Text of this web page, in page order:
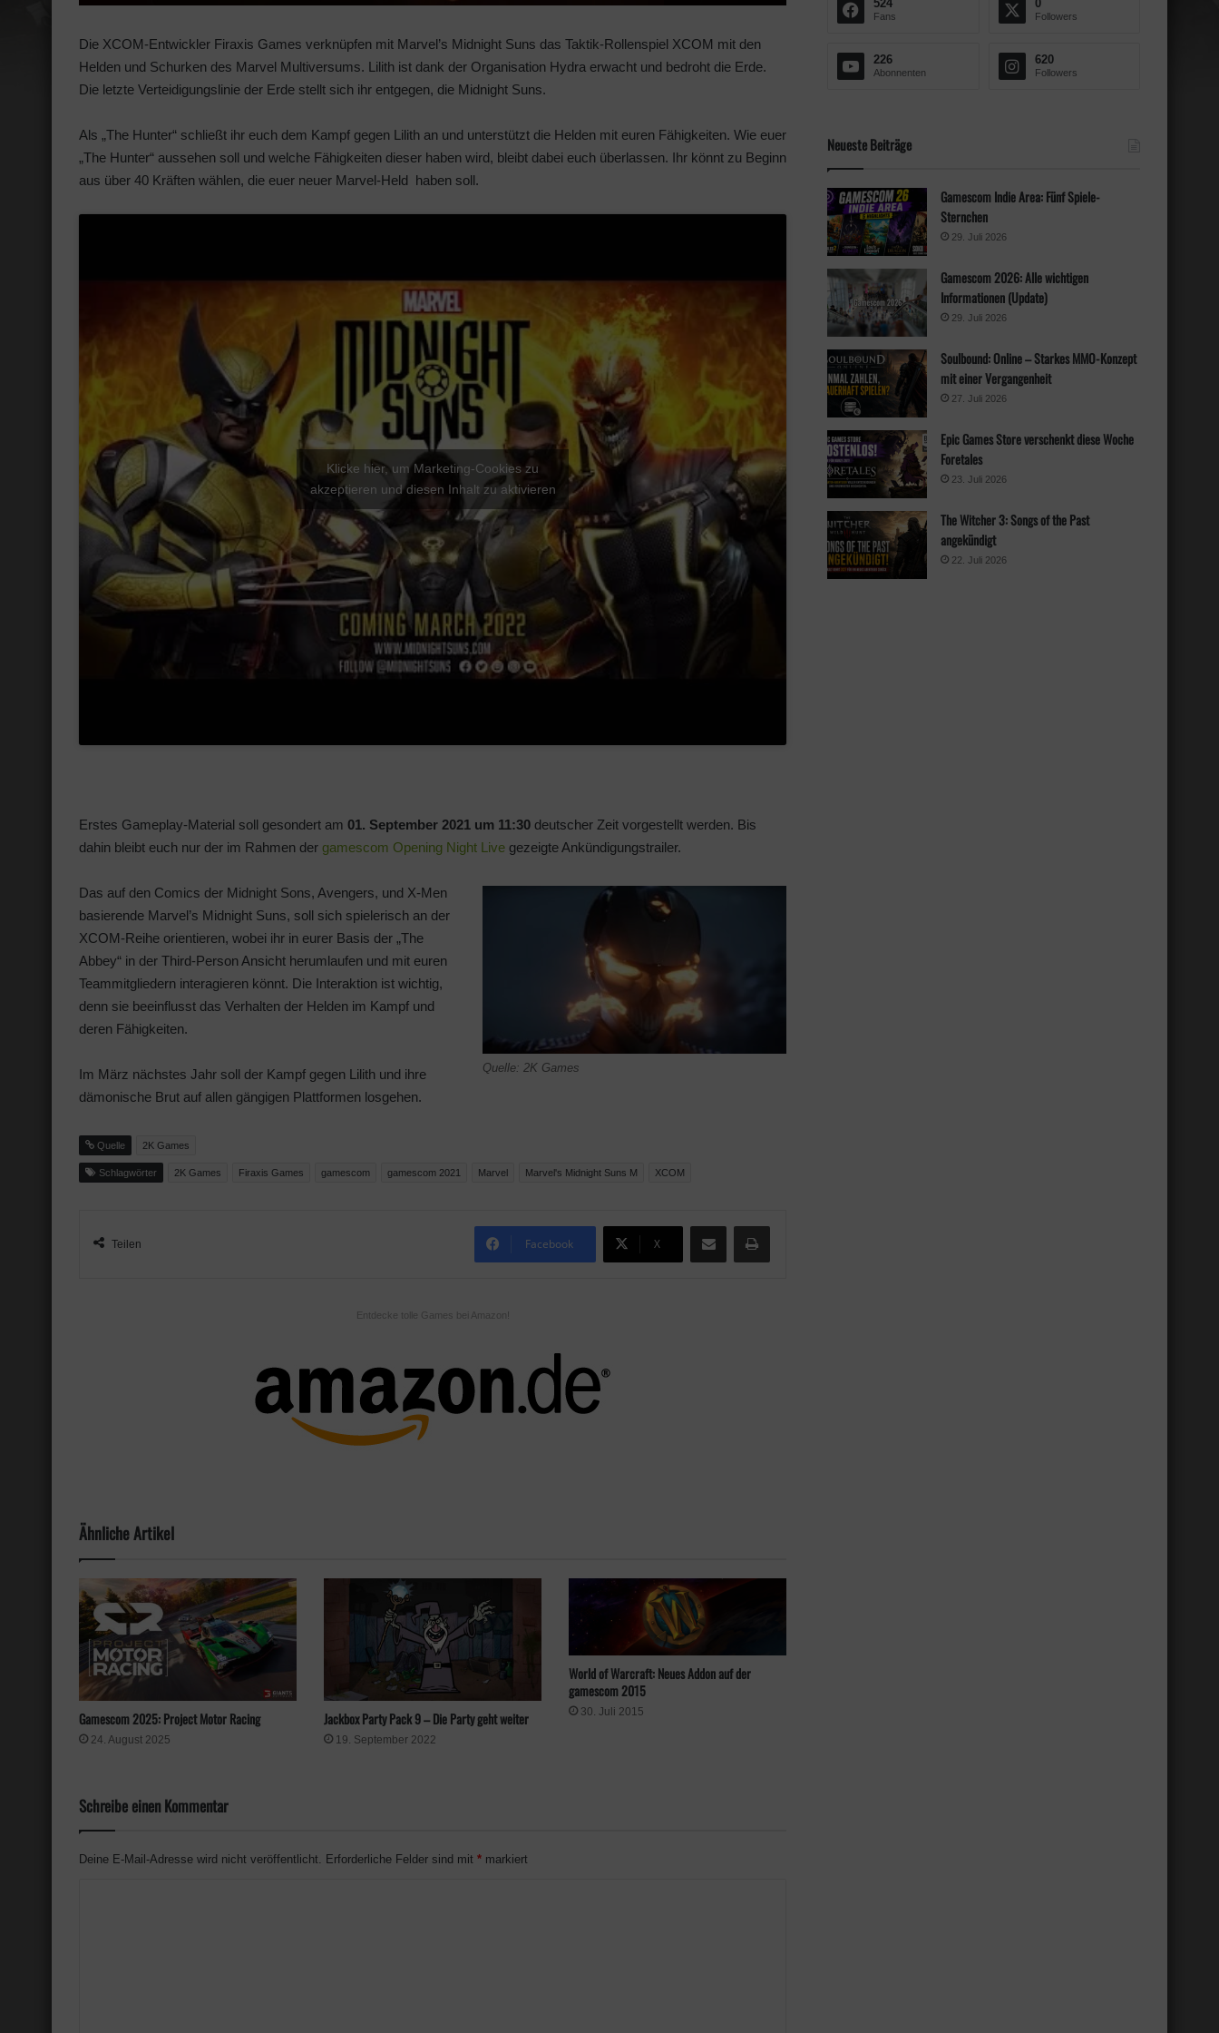
Die XCOM-Entwickler Firaxis Games verknüpfen mit Marvel’s Midnight Suns das Taktik-Rollenspiel XCOM mit den
Helden und Schurken des Marvel Multiversums. Lilith ist dank der Organisation Hydra erwacht und bedroht die Erde.
Die letzte Verteidigungslinie der Erde stellt sich ihr entgegen, die Midnight Suns.
Als „The Hunter“ schließt ihr euch dem Kampf gegen Lilith an und unterstützt die Helden mit euren Fähigkeiten. Wie euer
„The Hunter“ aussehen soll und welche Fähigkeiten dieser haben wird, bleibt dabei euch überlassen. Ihr könnt zu Beginn
aus über 40 Kräften wählen, die euer neuer Marvel-Held haben soll.
Klicke hier, um Marketing-Cookies zu
akzeptieren und diesen Inhalt zu aktivieren
Erstes Gameplay-Material soll gesondert am 01. September 2021 um 11:30 deutscher Zeit vorgestellt werden. Bis
dahin bleibt euch nur der im Rahmen der gamescom Opening Night Live gezeigte Ankündigungstrailer.
Quelle: 2K Games
Das auf den Comics der Midnight Sons, Avengers, und X-Men
basierende Marvel’s Midnight Suns, soll sich spielerisch an der
XCOM-Reihe orientieren, wobei ihr in eurer Basis der „The
Abbey“ in der Third-Person Ansicht herumlaufen und mit euren
Teammitgliedern interagieren könnt. Die Interaktion ist wichtig,
denn sie beeinflusst das Verhalten der Helden im Kampf und
deren Fähigkeiten.
Im März nächstes Jahr soll der Kampf gegen Lilith und ihre
dämonische Brut auf allen gängigen Plattformen losgehen.
Quelle 2K Games
Schlagwörter 2K Games Firaxis Games gamescom gamescom 2021 Marvel Marvel's Midnight Suns M XCOM
Teilen Facebook X
Entdecke tolle Games bei Amazon!
Ähnliche Artikel
Gamescom 2025: Project Motor Racing
24. August 2025
Jackbox Party Pack 9 – Die Party geht weiter
19. September 2022
World of Warcraft: Neues Addon auf der
gamescom 2015
30. Juli 2015
Schreibe einen Kommentar
Deine E-Mail-Adresse wird nicht veröffentlicht. Erforderliche Felder sind mit * markiert
c
524
Fans
0
Followers
226
Abonnenten
620
Followers
Neueste Beiträge
Gamescom Indie Area: Fünf Spiele-
Sternchen
29. Juli 2026
Gamescom 2026: Alle wichtigen
Informationen (Update)
29. Juli 2026
Soulbound: Online – Starkes MMO-Konzept
mit einer Vergangenheit
27. Juli 2026
Epic Games Store verschenkt diese Woche
Foretales
23. Juli 2026
The Witcher 3: Songs of the Past
angekündigt
22. Juli 2026